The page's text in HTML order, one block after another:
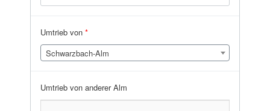
Umtrieb von*
Schwarzbach-Alm
Umtrieb von anderer Alm